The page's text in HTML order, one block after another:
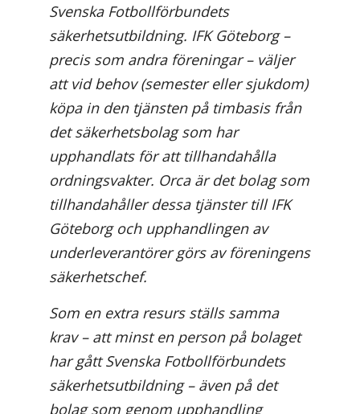
Svenska Fotbollförbundets
säkerhetsutbildning. IFK Göteborg –
precis som andra föreningar – väljer
att vid behov (semester eller sjukdom)
köpa in den tjänsten på timbasis från
det säkerhetsbolag som har
upphandlats för att tillhandahålla
ordningsvakter. Orca är det bolag som
tillhandahåller dessa tjänster till IFK
Göteborg och upphandlingen av
underleverantörer görs av föreningens
säkerhetschef.
Som en extra resurs ställs samma
krav – att minst en person på bolaget
har gått Svenska Fotbollförbundets
säkerhetsutbildning – även på det
bolag som genom upphandling